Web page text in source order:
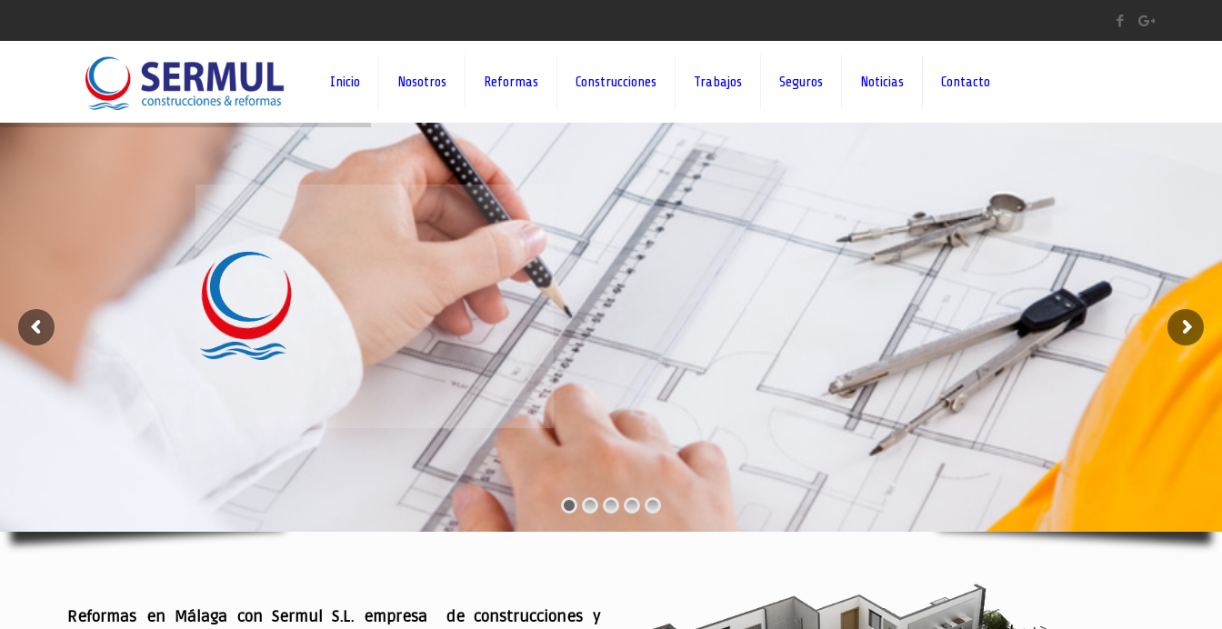
Inicio Nosotros Reformas Construcciones Trabajos Seguros Noticias Contacto
¡¡DAMOS VIDA A SUS IDEAS¡¡
Reformas en Málaga con Sermul S.L. empresa de construcciones y